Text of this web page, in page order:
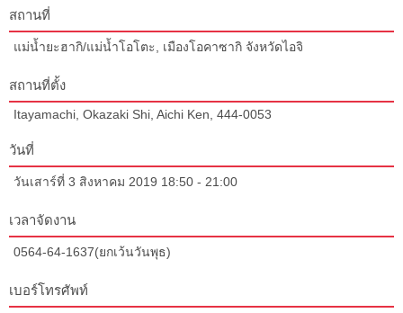
สถานที่
แม่น้ำยะฮากิ/แม่น้ำโอโตะ, เมืองโอคาซากิ จังหวัดไอจิ
สถานที่ตั้ง
Itayamachi, Okazaki Shi, Aichi Ken, 444-0053
วันที่
วันเสาร์ที่ 3 สิงหาคม 2019 18:50 - 21:00
เวลาจัดงาน
0564-64-1637(ยกเว้นวันพุธ)
เบอร์โทรศัพท์